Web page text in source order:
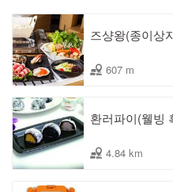
즈샹왕(종이상
607 m
환러파이(웰빙
4.84 km